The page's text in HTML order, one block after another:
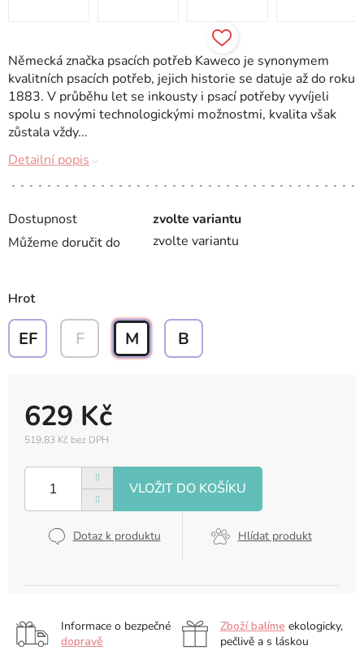
Dostupnost
zvolte variantu
Můžeme doručit do
zvolte variantu
629 Kč
519,83 Kč bez DPH
cena:
Dotaz k produktu Hlídat produkt
Hrot
EF F M B
Německá značka psacích potřeb Kaweco je synonymem
kvalitních psacích potřeb, jejich historie se datuje až do roku
1883. V průběhu let se inkousty i psací potřeby vyvíjeli
spolu s novými technologickými možnostmi, kvalita však
zůstala vždy...
Detailní popis
Informace o bezpečné
dopravě
Zboží balíme ekologicky,
pečlivě a s láskou